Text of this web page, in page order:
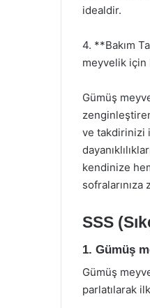
idealdir.
4. **Bakım
meyvelik için
Gümüş
ve takdirinizi
kendinize
sofralarınıza
SSS
1. Gümüş
Gümüş
parlatılarak